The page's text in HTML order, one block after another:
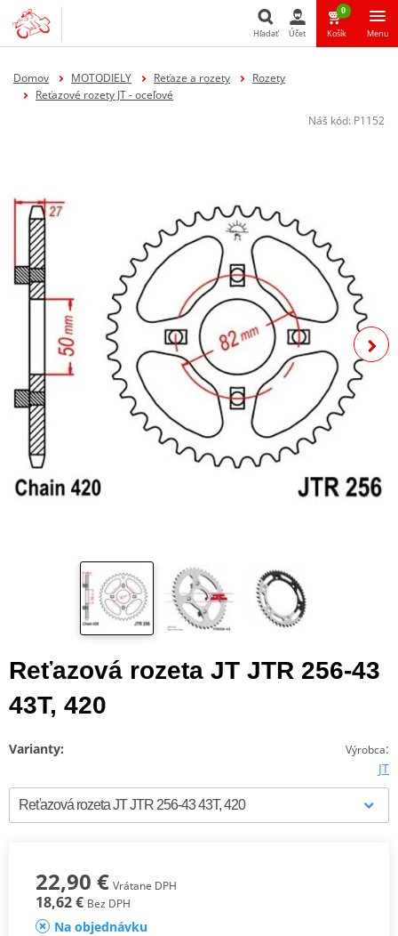
Hľadať Účet
0
Košík Menu
Domov MOTODIELY Reťaze a rozety
Rozety
Reťazové rozety JT - oceľové
Náš kód: P1152
Reťazová rozeta JT JTR 256-43
43T, 420
Výrobca:
JT
Varianty:
22,90 € Vrátane DPH
18,62 € Bez DPH
Na objednávku